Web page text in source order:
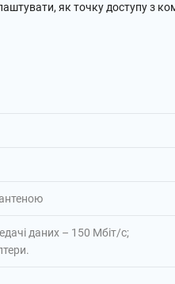
як точку доступу з
WiFi адаптер з антеною
даних – 150 Мбіт/с;